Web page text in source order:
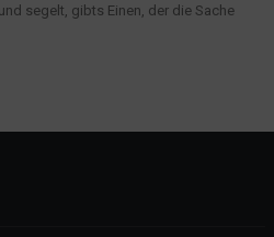
segelt, gibts Einen, der die Sache